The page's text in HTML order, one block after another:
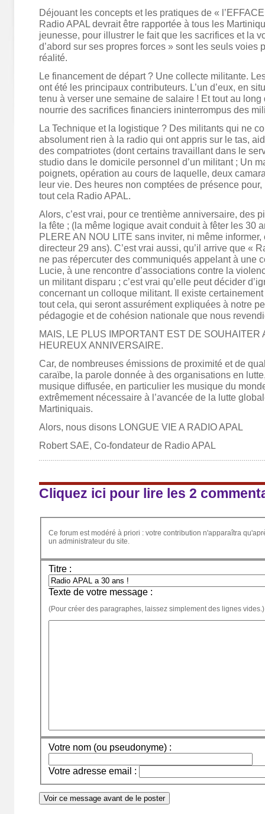
Déjouant les concepts et les pratiques de «
Radio APAL devrait être rapportée à tous les
jeunesse, pour illustrer le fait que les sacrifices et la
d’abord sur ses propres forces » sont les seuls voies
réalité.
Le financement de départ ? Une collecte militante.
ont été les principaux contributeurs. L’un d’eux, en
tenu à verser une semaine de salaire ! Et tout au long
nourrie des sacrifices financiers ininterrompus des
La Technique et la logistique ? Des militants qui ne
absolument rien à la radio qui ont appris sur le tas,
des compatriotes (dont certains travaillant dans le
studio dans le domicile personnel d’un militant ; Un
poignets, opération au cours de laquelle, deux
leur vie. Des heures non comptées de présence pour,
tout cela Radio APAL.
Alors, c’est vrai, pour ce trentième anniversaire, des
la fête ; (la même logique avait conduit à fêter les 30
PLERE AN NOU LITE sans inviter, ni même
directeur 29 ans). C’est vrai aussi, qu’il arrive que «
ne pas répercuter des communiqués appelant à une
Lucie, à une rencontre d’associations contre la
un militant disparu ; c’est vrai qu’elle peut décider
concernant un colloque militant. Il existe
tout cela, qui seront assurément expliquées à notre
pédagogie et de cohésion nationale que nous
MAIS, LE PLUS IMPORTANT EST DE SOUHAITER
HEUREUX ANNIVERSAIRE.
Car, de nombreuses émissions de proximité et de
caraïbe, la parole donnée à des organisations en
musique diffusée, en particulier les musique du
extrêmement nécessaire à l’avancée de la lutte
Martiniquais.
Alors, nous disons LONGUE VIE A RADIO APAL
Robert SAE, Co-fondateur de Radio APAL
Cliquez ici pour lire les 2
Ce forum est modéré à priori : votre contribution n'apparaîtra
un administrateur du site.
Titre :
Texte de votre message :
(Pour créer des paragraphes, laissez simplement des lignes vides.)
Votre nom (ou pseudonyme) :
Votre adresse email :